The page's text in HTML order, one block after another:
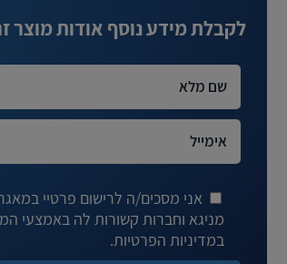
לקבלת מידע נוסף אודות מוצר
אני מסכים/ה לרישום פרטיי
במדיניות הפרטיות.